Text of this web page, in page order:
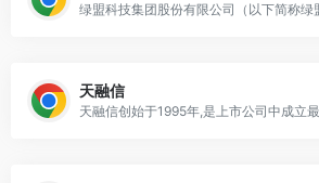
天融信